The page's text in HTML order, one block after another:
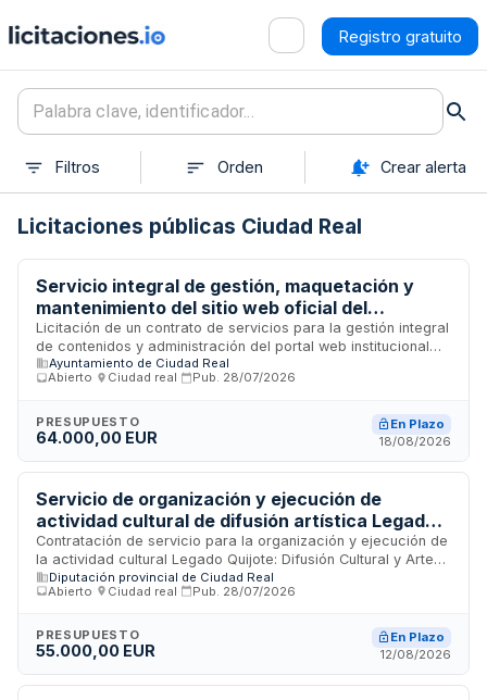
Registro gratuito
Filtros Orden Crear alerta
Licitaciones públicas Ciudad Real
Servicio integral de gestión, maquetación y
mantenimiento del sitio web oficial del
Ayuntamiento de Ciudad Real
Licitación de un contrato de servicios para la gestión integral
de contenidos y administración del portal web institucional
del Ayuntamiento de Ciudad Real. Incluye la creación,
maquetación, publicación, mantenimiento, actualización y
administración técnica y funcional, garantizando
disponibilidad, accesibilidad, seguridad y rendimiento óptimo.
Ayuntamiento de Ciudad Real
Abierto
Ciudad real Pub. 28/07/2026
PRESUPUESTO
64.000,00 EUR
En Plazo
18/08/2026
Servicio de organización y ejecución de
actividad cultural de difusión artística Legado
Quijote 2026 - Diputación Provincial de Ciudad
Real
Contratación de servicio para la organización y ejecución de
la actividad cultural Legado Quijote: Difusión Cultural y Artes
Plásticas, desarrollada por la Diputación Provincial de
Ciudad Real durante octubre, noviembre y diciembre de
exposiciones itinerantes vinculadas a la obra de Gregorio
Prieto y la cervantina, así como a Alfredo Palmero, con
educación divulgativa y promoción turística de la provincia.
Diputación provincial de Ciudad Real
Abierto
Ciudad real Pub. 28/07/2026
PRESUPUESTO
55.000,00 EUR
En Plazo
12/08/2026